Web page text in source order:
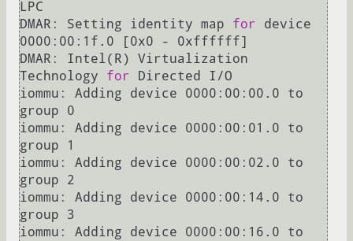
LPC
DMAR: Setting identity map for
device
0000:00:1f.0 [0x0 - 0xffffff]
DMAR: Intel(R) Virtualization
Technology for
Directed I/O
iommu: Adding device 0000:00:00.0 to
group 0
iommu: Adding device 0000:00:01.0 to
group 1
iommu: Adding device 0000:00:02.0 to
group 2
iommu: Adding device 0000:00:14.0 to
group 3
iommu: Adding device 0000:00:16.0 to